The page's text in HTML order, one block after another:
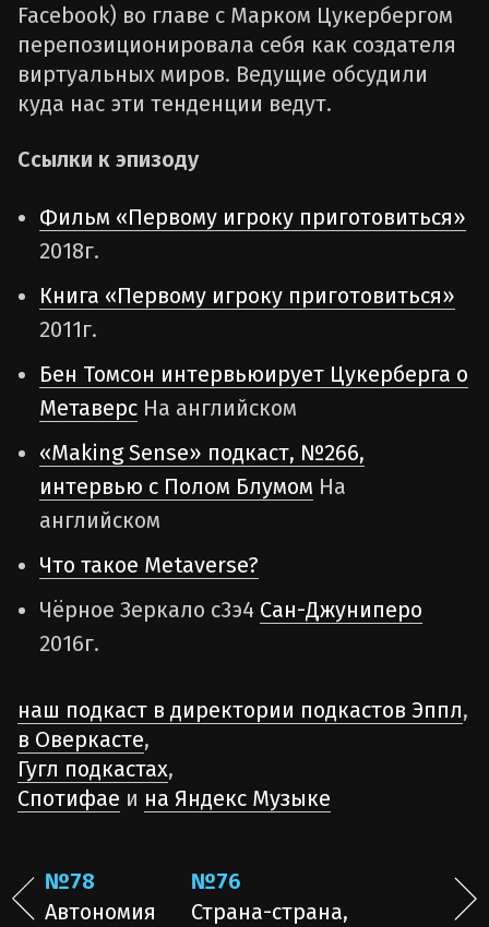
Facebook) во главе с Марком Цукербергом
перепозиционировала себя как создателя
виртуальных миров. Ведущие обсудили
куда нас эти тенденции ведут.
Ссылки к эпизоду
Фильм «Первому игроку приготовиться»
2018г.
Книга «Первому игроку приготовиться»
2011г.
Бен Томсон интервьюирует Цукерберга о
Метаверс На английском
«Making Sense» подкаст, №266,
интервью с Полом Блумом На
английском
Что такое Metaverse?
Чёрное Зеркало с3э4 Сан-Джуниперо
2016г.
наш подкаст в директории подкастов Эппл,
в Оверкасте,
Гугл подкастах,
Спотифае и на Яндекс Музыке
№78
Автономия
№76
Страна-страна,